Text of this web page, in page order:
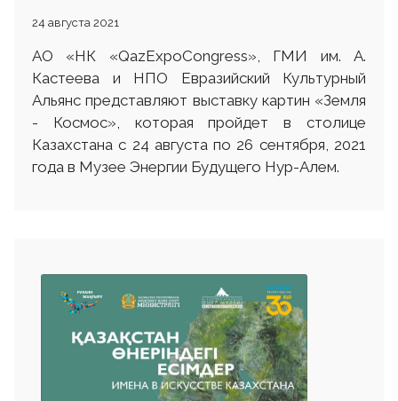
24 августа 2021
АО «НК «QazExpoCongress», ГМИ им. А.
Кастеева и НПО Евразийский Культурный
Альянс представляют выставку картин «Земля
- Космос», которая пройдет в столице
Казахстана с 24 августа по 26 сентября, 2021
года в Музее Энергии Будущего Нур-Алем.